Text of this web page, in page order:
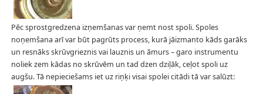
Pēc sprostgredzena izņemšanas var ņemt nost spoli. Spoles
noņemšana arī var būt pagrūts process, kurā jāizmanto kāds garāks
un resnāks skrūvgrieznis vai lauznis un āmurs – garo instrumentu
noliek zem kādas no skrūvēm un tad dzen dziļāk, ceļot spoli uz
augšu. Tā nepieciešams iet uz riņķi visai spolei citādi tā var salūzt: